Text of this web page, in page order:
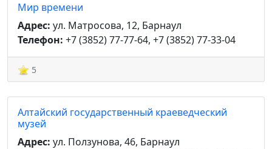
Мир времени
Адрес: ул. Матросова, 12, Барнаул
Телефон: +7 (3852) 77-77-64, +7 (3852) 77-33-04
5
Алтайский государственный краеведческий
музей
Адрес: ул. Ползунова, 46, Барнаул